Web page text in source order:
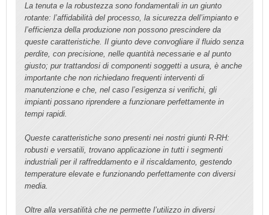
La tenuta e la robustezza sono fondamentali in un giunto
rotante: l’affidabilità del processo, la sicurezza dell’impianto e
l’efficienza della produzione non possono prescindere da
queste caratteristiche. Il giunto deve convogliare il fluido senza
perdite, con precisione, nelle quantità necessarie e al punto
giusto; pur trattandosi di componenti soggetti a usura, è anche
importante che non richiedano frequenti interventi di
manutenzione e che, nel caso l’esigenza si verifichi, gli
impianti possano riprendere a funzionare perfettamente in
tempi rapidi.
Queste caratteristiche sono presenti nei nostri giunti R-RH:
robusti e versatili, trovano applicazione in tutti i segmenti
industriali per il raffreddamento e il riscaldamento, gestendo
temperature elevate e funzionando perfettamente con diversi
media.
Oltre alla versatilità che ne permette l’utilizzo in diversi